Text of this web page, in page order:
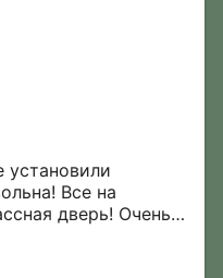
Все на
дверь! Очень
все
не оставили!